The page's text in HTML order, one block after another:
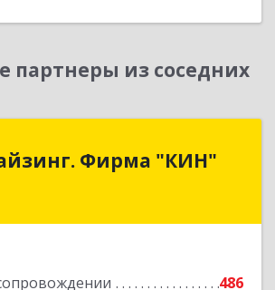
из соседних
Фирма "КИН"
486
Фирма "КИН"
Респ, Махачкала г, И.Казака